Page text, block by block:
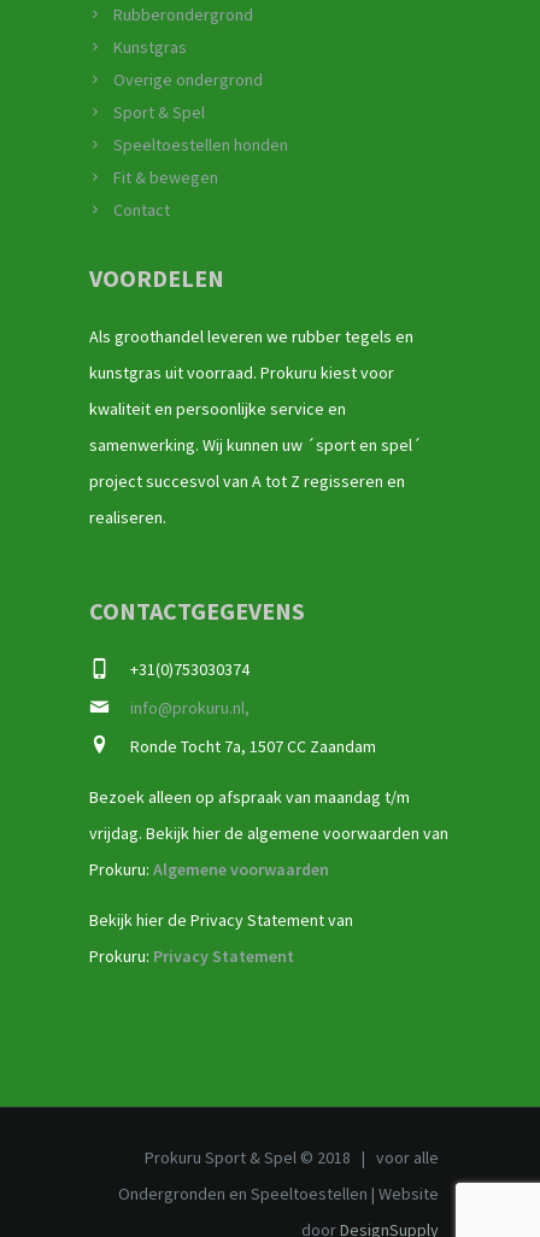
Rubberondergrond
Kunstgras
Overige ondergrond
Sport & Spel
Speeltoestellen honden
Fit & bewegen
Contact
VOORDELEN
Als groothandel leveren we rubber tegels en
kunstgras uit voorraad. Prokuru kiest voor
kwaliteit en persoonlijke service en
samenwerking. Wij kunnen uw ´sport en spel´
project succesvol van A tot Z regisseren en
realiseren.
CONTACTGEGEVENS
+31(0)753030374
info@prokuru.nl,
Ronde Tocht 7a, 1507 CC Zaandam
Bezoek alleen op afspraak van maandag t/m
vrijdag. Bekijk hier de algemene voorwaarden van
Prokuru: Algemene voorwaarden
Bekijk hier de Privacy Statement van
Prokuru: Privacy Statement
Prokuru Sport & Spel © 2018 | voor alle
Ondergronden en Speeltoestellen | Website
doorDesignSupply